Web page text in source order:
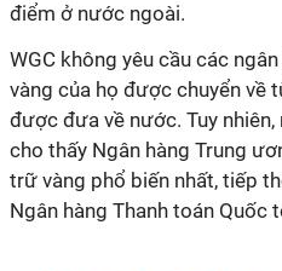
điểm ở nước ngoài.
WGC không yêu cầu các
vàng của họ được chuyển về
được đưa về nước. Tuy
cho thấy Ngân hàng Trung
trữ vàng phổ biến nhất, tiếp
Ngân hàng Thanh toán Quốc